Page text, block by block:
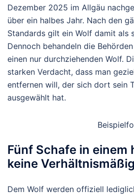
Dezember 2025 im Allgäu
über ein halbes Jahr. Nach den
Standards gilt ein Wolf damit als
Dennoch behandeln die
einen nur durchziehenden Wolf.
starken Verdacht, dass man
entfernen will, der sich dort sein
ausgewählt hat.
Fünf Schafe in einem
keine
Dem Wolf werden offiziell